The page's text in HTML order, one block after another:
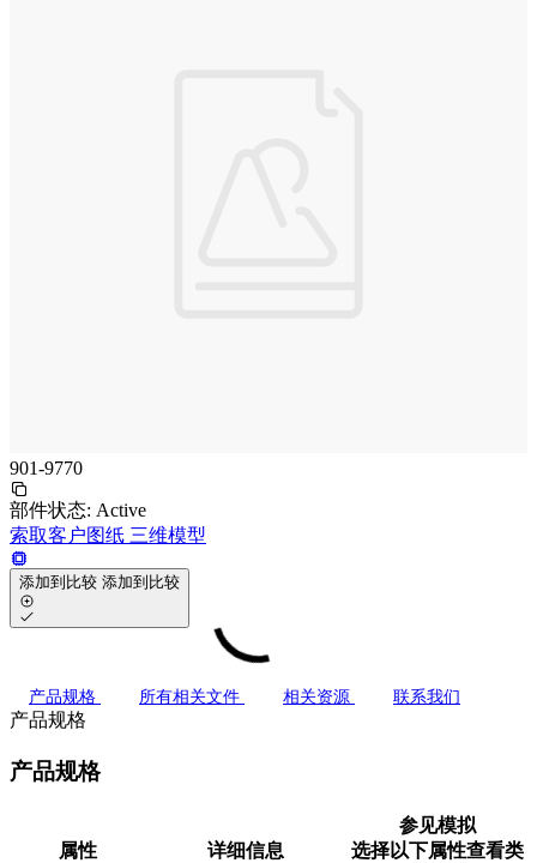
901-9770
部件状态: Active
索取客户图纸 三维模型
添加到比较 添加到比较
产品规格 所有相关文件 相关资源 联系我们
产品规格
产品规格
属性 详细信息
参见模拟
选择以下属性查看类